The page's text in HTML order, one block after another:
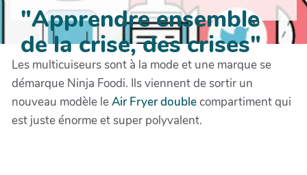
"Apprendre ensemble
de la crise, des crises"
Les multicuiseurs sont à la mode et une marque se
démarque Ninja Foodi. Ils viennent de sortir un
nouveau modèle leAir Fryer doublecompartiment qui
est juste énorme et super polyvalent.